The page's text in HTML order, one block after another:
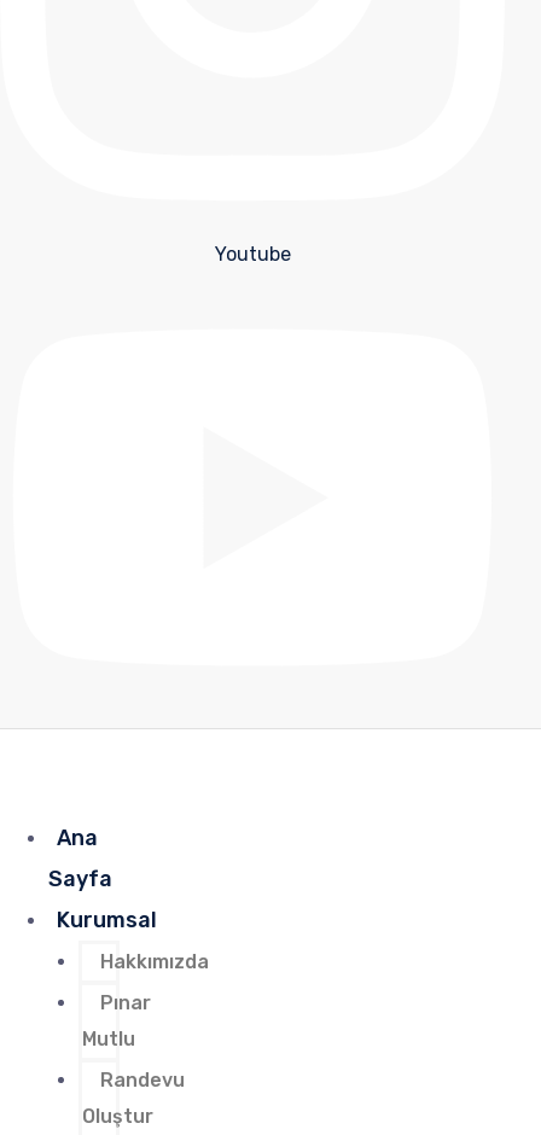
Youtube
Ana
Sayfa
Kurumsal
Hakkımızda
Pınar
Mutlu
Randevu
Oluştur